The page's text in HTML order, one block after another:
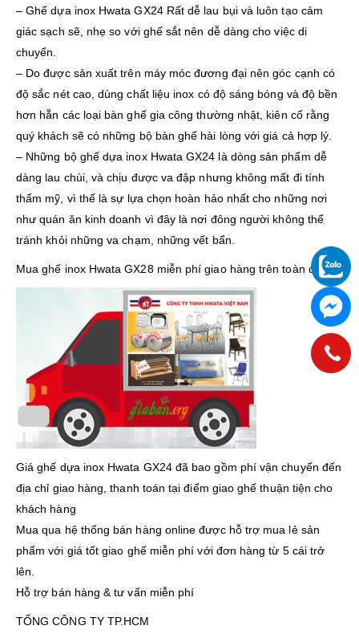
– Ghế dựa inox Hwata GX24 Rất dễ lau bụi và luôn tạo cảm
giác sạch sẽ, nhẹ so với ghế sắt nên dễ dàng cho việc di
chuyển.
– Do được sản xuất trên máy móc đương đại nên góc cạnh có
độ sắc nét cao, dùng chất liệu inox có độ sáng bóng và độ bền
hơn hẵn các loại bàn ghế gia công thường nhật, kiên cố rằng
quý khách sẽ có những bộ bàn ghế hài lòng với giá cả hợp lý.
– Những bộ ghế dựa inox Hwata GX24 là dòng sản phẩm dễ
dàng lau chùi, và chịu được va đập nhưng không mất đi tính
thẩm mỹ, vì thế là sự lựa chọn hoàn hảo nhất cho những nơi
như quán ăn kinh doanh vì đây là nơi đông người không thể
tránh khỏi những va chạm, những vết bẩn.
Mua ghế inox Hwata GX28 miễn phí giao hàng trên toàn quốc
Giá ghế dựa inox Hwata GX24 đã bao gồm phí vận chuyển đến
địa chỉ giao hàng, thanh toán tại điểm giao ghế thuận tiện cho
khách hàng
Mua qua hệ thống bán hàng online được hỗ trợ mua lẻ sản
phẩm với giá tốt giao ghế miễn phí với đơn hàng từ 5 cái trở
lên.
Hỗ trợ bán hàng & tư vấn miễn phí
TỔNG CÔNG TY TP.HCM